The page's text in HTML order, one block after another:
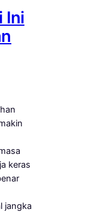
Ini
keras
jangka